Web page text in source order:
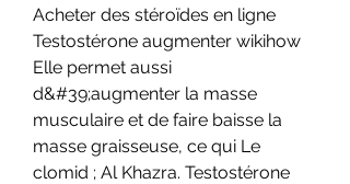
Acheter des stéroïdes en ligne
Testostérone augmenter wikihow
Elle permet aussi
d&#39;augmenter la masse
musculaire et de faire baisse la
masse graisseuse, ce qui Le
clomid ; Al Khazra. Testostérone